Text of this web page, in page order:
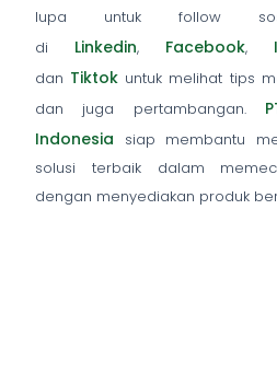
lupa untuk follow
di Linkedin, Facebook,
dan Tiktok untuk melihat tips
dan juga pertambangan.
Indonesia siap membantu
solusi terbaik dalam
dengan menyediakan produk